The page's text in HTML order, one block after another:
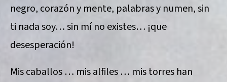
negro, corazón y mente, palabras y numen, sin
ti nada soy… sin mí no existes… ¡que
desesperación!
Mis caballos … mis alfiles … mis torres han